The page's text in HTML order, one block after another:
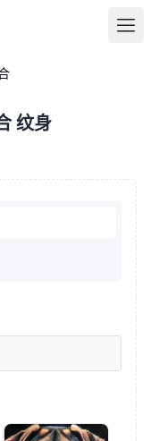
纹身